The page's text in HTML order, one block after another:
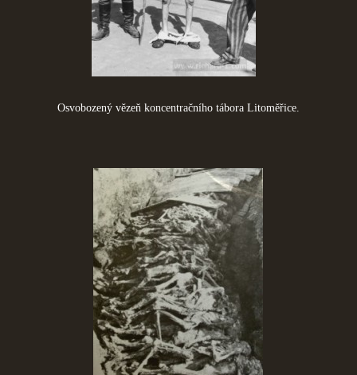
Osvobozený vězeň koncentračního tábora Litoměřice.